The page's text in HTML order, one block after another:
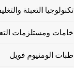
تكنولوجيا التعبئة
خامات ومستلزمات
طبات الومنيوم فويل